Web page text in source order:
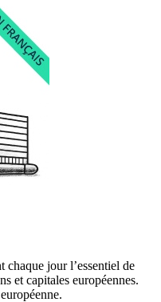
jour l’essentiel de
et capitales européennes.